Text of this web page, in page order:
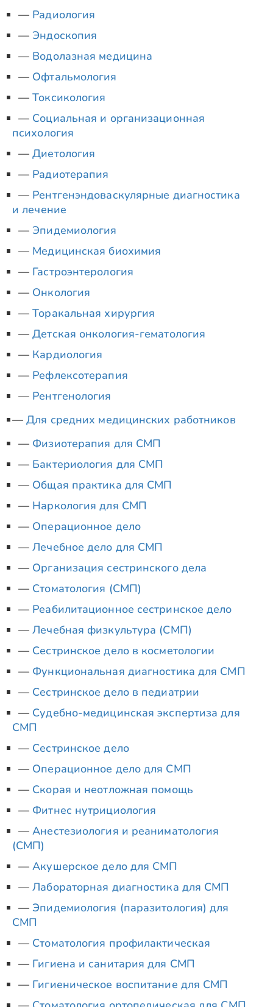
Радиология
Эндоскопия
Водолазная медицина
Офтальмология
Токсикология
Социальная и организационная
психология
Диетология
Радиотерапия
Рентгенэндоваскулярные диагностика
и лечение
Эпидемиология
Медицинская биохимия
Гастроэнтерология
Онкология
Торакальная хирургия
Детская онкология-гематология
Кардиология
Рефлексотерапия
Рентгенология
Для средних медицинских работников
Физиотерапия для СМП
Бактериология для СМП
Общая практика для СМП
Наркология для СМП
Операционное дело
Лечебное дело для СМП
Организация сестринского дела
Стоматология (СМП)
Реабилитационное сестринское дело
Лечебная физкультура (СМП)
Сестринское дело в косметологии
Функциональная диагностика для СМП
Сестринское дело в педиатрии
Судебно-медицинская экспертиза для
СМП
Сестринское дело
Операционное дело для СМП
Скорая и неотложная помощь
Фитнес нутрициология
Анестезиология и реаниматология
(СМП)
Акушерское дело для СМП
Лабораторная диагностика для СМП
Эпидемиология (паразитология) для
СМП
Стоматология профилактическая
Гигиена и санитария для СМП
Гигиеническое воспитание для СМП